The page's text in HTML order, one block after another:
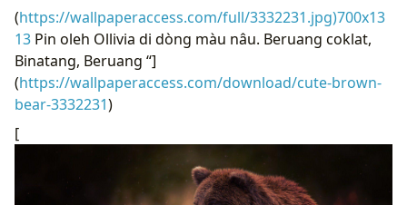
(https://wallpaperaccess.com/full/3332231.jpg)700x13
13 Pin oleh Ollivia di dòng màu nâu. Beruang coklat,
Binatang, Beruang “]
(https://wallpaperaccess.com/download/cute-brown-
bear-3332231)
[